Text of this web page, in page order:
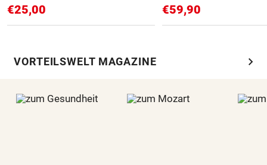
€25,00 €59,90
VORTEILSWELT MAGAZINE chevron_right